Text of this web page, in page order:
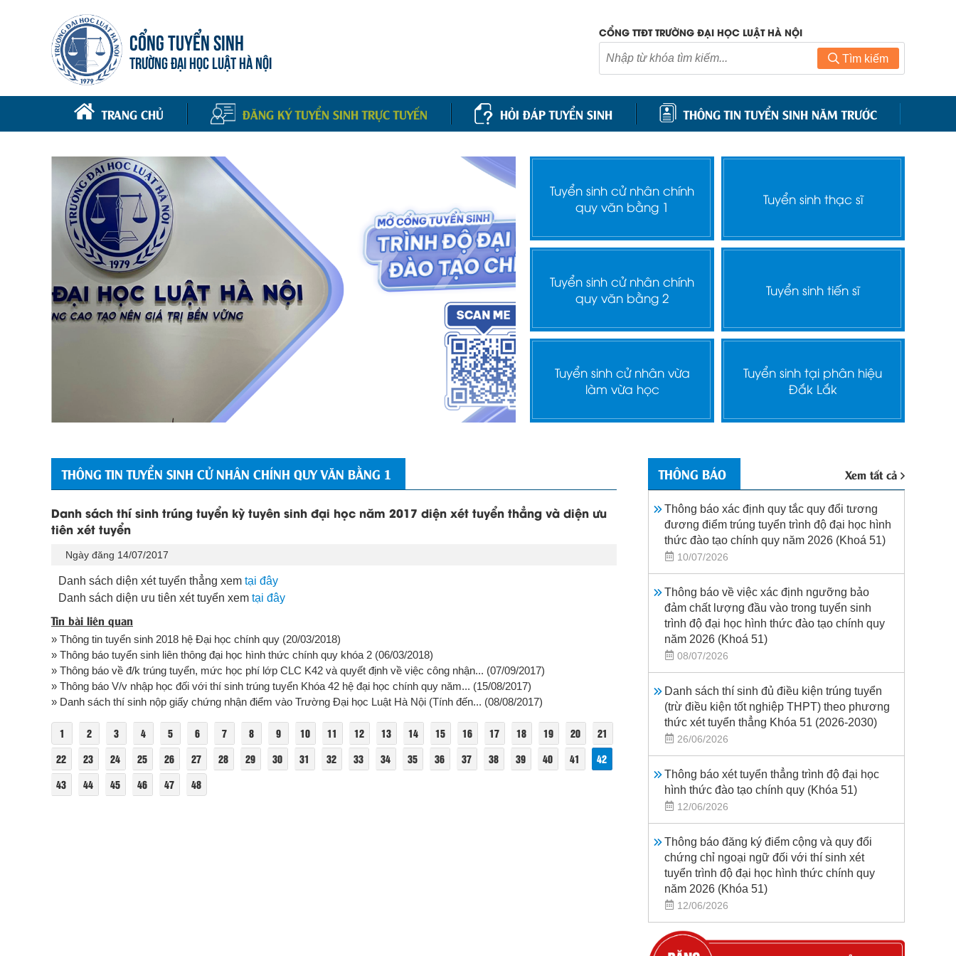
CỔNG TUYỂN SINH
TRƯỜNG ĐẠI HỌC LUẬT HÀ NỘI
CỔNG TTĐT TRƯỜNG ĐẠI HỌC LUẬT HÀ NỘI
Tìm kiếm
TRANG CHỦ ĐĂNG KÝ TUYỂN SINH TRỰC TUYẾN HỎI ĐÁP TUYỂN SINH THÔNG TIN TUYỂN SINH NĂM TRƯỚC
Tuyển sinh cử nhân chính
quy văn bằng 1
Tuyển sinh thạc sĩ
Tuyển sinh cử nhân chính
quy văn bằng 2
Tuyển sinh tiến sĩ
Tuyển sinh cử nhân vừa
làm vừa học
Tuyển sinh tại phân hiệu
Đắk Lắk
THÔNG TIN TUYỂN SINH CỬ NHÂN CHÍNH QUY VĂN BẰNG 1
Danh sách thí sinh trúng tuyển kỳ tuyên sinh đại học năm 2017 diện xét tuyển thẳng và diện ưu
tiên xét tuyển
Ngày đăng 14/07/2017
Danh sách diện xét tuyển thẳng xem tại đây
Danh sách diện ưu tiên xét tuyển xem tại đây
Tin bài liên quan
» Thông tin tuyển sinh 2018 hệ Đại học chính quy (20/03/2018)
» Thông báo tuyển sinh liên thông đại học hình thức chính quy khóa 2 (06/03/2018)
» Thông báo về đ/k trúng tuyển, mức học phí lớp CLC K42 và quyết định về việc công nhận... (07/09/2017)
» Thông báo V/v nhập học đối với thí sinh trúng tuyển Khóa 42 hệ đại học chính quy năm... (15/08/2017)
» Danh sách thí sinh nộp giấy chứng nhận điểm vào Trường Đại học Luật Hà Nội (Tính đến... (08/08/2017)
1 2 3 4 5 6 7 8 9 10 11 12 13 14 15 16 17 18 19 20
21
22
23 24 25 26 27 28 29 30 31 32 33 34 35 36 37 38 39 40 41
42
43
44 45 46 47 48
THÔNG BÁO Xem tất cả
Thông báo xác định quy tắc quy đổi tương
đương điểm trúng tuyển trình độ đại học hình
thức đào tạo chính quy năm 2026 (Khoá 51)
10/07/2026
Thông báo về việc xác định ngưỡng bảo
đảm chất lượng đầu vào trong tuyển sinh
trình độ đại học hình thức đào tạo chính quy
năm 2026 (Khoá 51)
08/07/2026
Danh sách thí sinh đủ điều kiện trúng tuyển
(trừ điều kiện tốt nghiệp THPT) theo phương
thức xét tuyển thẳng Khóa 51 (2026-2030)
26/06/2026
Thông báo xét tuyển thẳng trình độ đại học
hình thức đào tạo chính quy (Khóa 51)
12/06/2026
Thông báo đăng ký điểm cộng và quy đổi
chứng chỉ ngoại ngữ đối với thí sinh xét
tuyển trình độ đại học hình thức chính quy
năm 2026 (Khóa 51)
12/06/2026